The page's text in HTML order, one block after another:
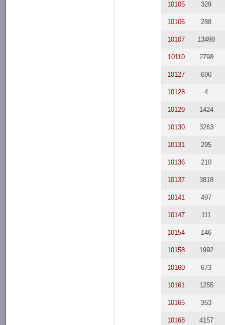
10105 329
10106 288
10107 13498
10110 2798
10127 696
10128 4
10129 1424
10130 3263
10131 295
10136 210
10137 3818
10141 497
10147 111
10154 146
10158 1992
10160 673
10161 1255
10165 353
10168 4157